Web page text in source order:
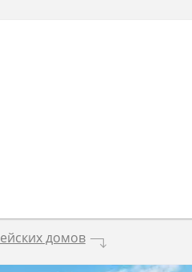
домов .